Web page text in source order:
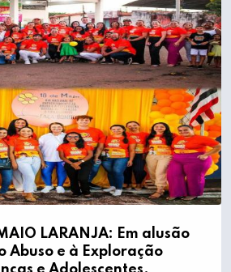
LARANJA: Em alusão
Abuso e à Exploração